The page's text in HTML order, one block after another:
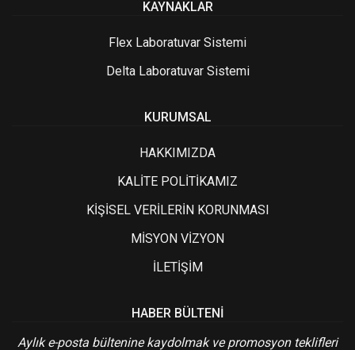
KAYNAKLAR
Flex Laboratuvar Sistemi
Delta Laboratuvar Sistemi
KURUMSAL
HAKKIMIZDA
KALİTE POLİTİKAMIZ
KİŞİSEL VERİLERİN KORUNMASI
MİSYON VİZYON
İLETİŞİM
HABER BÜLTENI
Aylık e-posta bültenine kaydolmak ve promosyon teklifleri